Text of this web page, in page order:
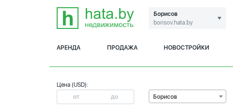
Борисов
borisov.hata.by
АРЕНДА ПРОДАЖА НОВОСТРОЙКИ
Цена (USD):
Борисов